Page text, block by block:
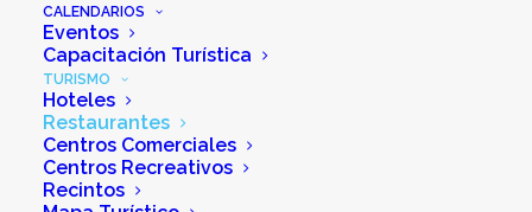
CALENDARIOS
Eventos
Capacitación Turística
TURISMO
Hoteles
Restaurantes
Centros Comerciales
Centros Recreativos
Recintos